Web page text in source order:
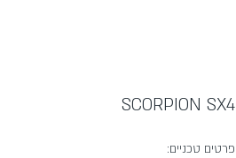
SCORPION SX4
פרטים טכניים: